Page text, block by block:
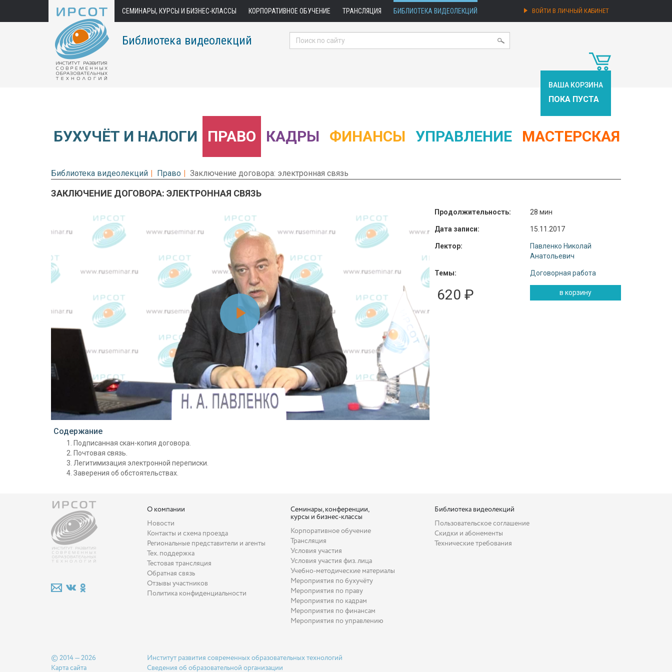
СЕМИНАРЫ, КУРСЫ И БИЗНЕС-КЛАССЫ КОРПОРАТИВНОЕ ОБУЧЕНИЕ ТРАНСЛЯЦИЯ БИБЛИОТЕКА ВИДЕОЛЕКЦИЙ ВОЙТИ В ЛИЧНЫЙ КАБИНЕТ
Библиотека видеолекций
ВАША КОРЗИНА
ПОКА ПУСТА
БУХУЧЁТ И НАЛОГИ ПРАВО КАДРЫ ФИНАНСЫ УПРАВЛЕНИЕ МАСТЕРСКАЯ
Библиотека видеолекций Право Заключение договора: электронная связь
ЗАКЛЮЧЕНИЕ ДОГОВОРА: ЭЛЕКТРОННАЯ СВЯЗЬ
Предварительный просмотр. Фрагмент
Воспроизвести
видео
Продолжительность: 28 мин
Дата записи: 15.11.2017
Лектор:
Павленко Николай
Анатольевич
Темы: Договорная работа
620 ₽
Содержание
Подписанная скан-копия договора.
Почтовая связь.
Легитимизация электронной переписки.
Заверения об обстоятельствах.
О компании
Новости
Контакты и схема проезда
Региональные представители и агенты
Тех. поддержка
Тестовая трансляция
Обратная связь
Отзывы участников
Политика конфиденциальности
Семинары, конференции,
курсы и бизнес-классы
Корпоративное обучение
Трансляция
Условия участия
Условия участия физ. лица
Учебно-методические материалы
Мероприятия по бухучёту
Мероприятия по праву
Мероприятия по кадрам
Мероприятия по финансам
Мероприятия по управлению
Библиотека видеолекций
Пользовательское соглашение
Скидки и абонементы
Технические требования
© 2014 — 2026
Карта сайта
Институт развития современных образовательных технологий
Сведения об образовательной организации